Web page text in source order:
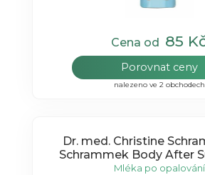
Cena od 85
Porovnat ceny
nalezeno ve 2 obchodech
Dr. med. Christine
Schrammek Body After
Mléka po opalování